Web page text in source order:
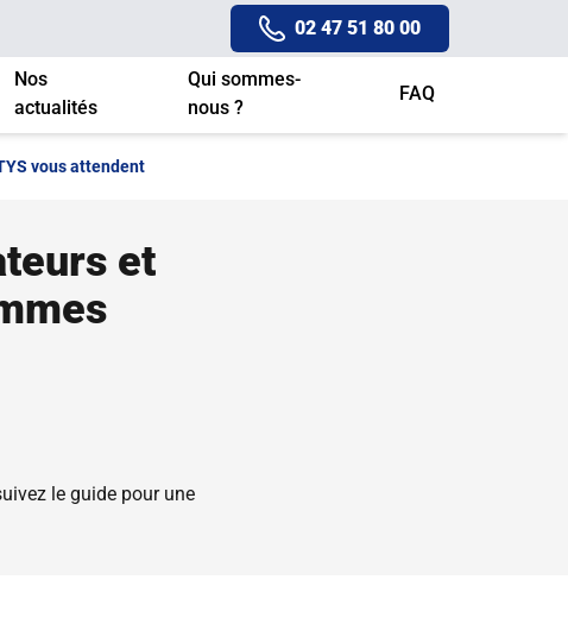
02 47 51 80 00
Nos
actualités
Qui sommes-
nous ?
FAQ
vous attendent
et
le guide pour une